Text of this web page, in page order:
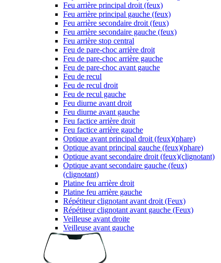
Feu arrière principal droit (feux)
Feu arrière principal gauche (feux)
Feu arrière secondaire droit (feux)
Feu arrière secondaire gauche (feux)
Feu arrière stop central
Feu de pare-choc arrière droit
Feu de pare-choc arrière gauche
Feu de pare-choc avant gauche
Feu de recul
Feu de recul droit
Feu de recul gauche
Feu diurne avant droit
Feu diurne avant gauche
Feu factice arrière droit
Feu factice arrière gauche
Optique avant principal droit (feux)(phare)
Optique avant principal gauche (feux)(phare)
Optique avant secondaire droit (feux)(clignotant)
Optique avant secondaire gauche (feux)
(clignotant)
Platine feu arrière droit
Platine feu arrière gauche
Répétiteur clignotant avant droit (Feux)
Répétiteur clignotant avant gauche (Feux)
Veilleuse avant droite
Veilleuse avant gauche